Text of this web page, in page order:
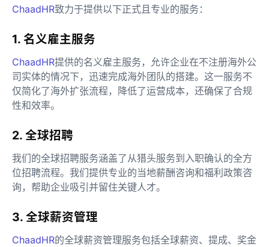
ChaadHR致力于提供以下正式且专业的服务：
1. 名义雇主服务
ChaadHR提供的名义雇主服务，允许企业在不注册海外公
司实体的情况下，迅速完成海外团队的搭建。这一服务不
仅简化了海外扩张流程，降低了运营成本，还确保了合规
性和效率。
2. 全球招聘
我们的全球招聘服务涵盖了从猎头服务到入职确认的全方
位招聘流程。我们提供专业的当地薪酬咨询和福利政策咨
询，帮助企业吸引并留住关键人才。
3. 全球薪资管理
ChaadHR的全球薪资管理服务包括全球薪资、提成、奖金